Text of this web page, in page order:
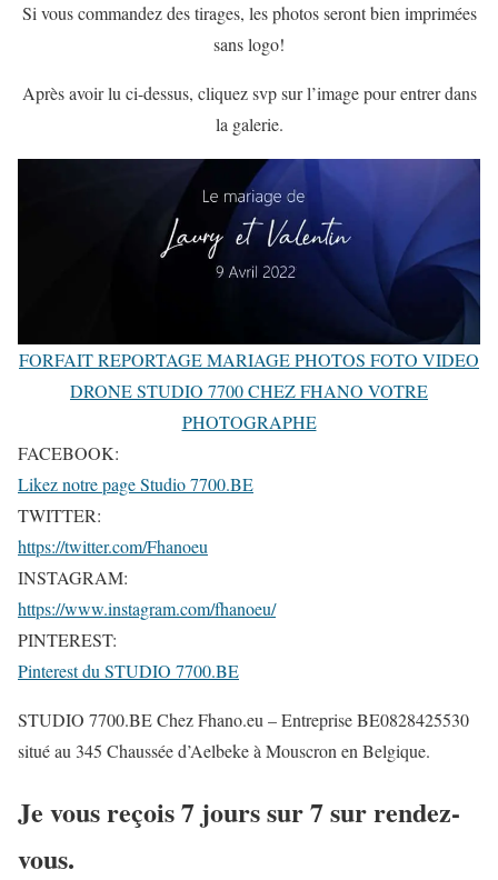
Si vous commandez des tirages, les photos seront bien imprimées
sans logo!
Après avoir lu ci-dessus, cliquez svp sur l’image pour entrer dans
la galerie.
FORFAIT REPORTAGE MARIAGE PHOTOS FOTO VIDEO
DRONE STUDIO 7700 CHEZ FHANO VOTRE
PHOTOGRAPHE
FACEBOOK:
Likez notre page Studio 7700.BE
TWITTER:
https://twitter.com/Fhanoeu
INSTAGRAM:
https://www.instagram.com/fhanoeu/
PINTEREST:
Pinterest du STUDIO 7700.BE
STUDIO 7700.BE Chez Fhano.eu – Entreprise BE0828425530
situé au 345 Chaussée d’Aelbeke à Mouscron en Belgique.
Je vous reçois 7 jours sur 7 sur rendez-
vous.